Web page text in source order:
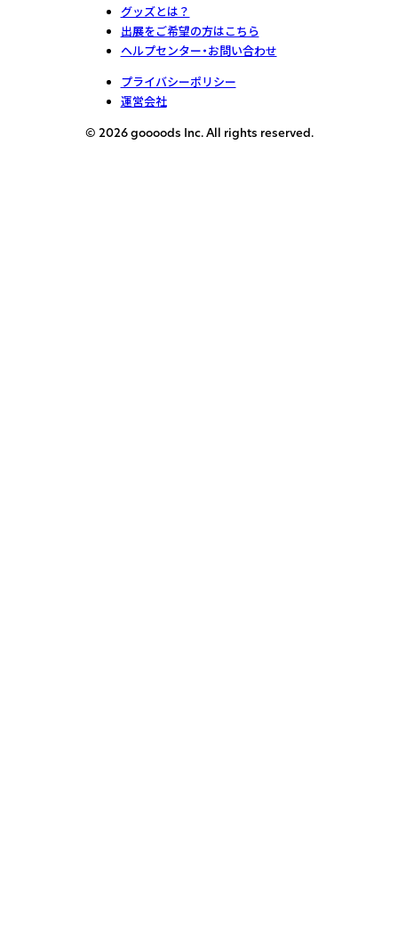
グッズとは？
出展をご希望の方はこちら
ヘルプセンター・お問い合わせ
プライバシーポリシー
運営会社
© 2026 goooods Inc. All rights reserved.